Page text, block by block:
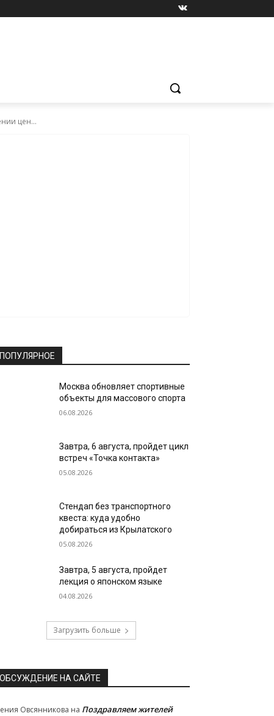
цен...
ПОПУЛЯРНОЕ
Москва обновляет спортивные
объекты для массового спорта
06.08.2026
Завтра, 6 августа, пройдет цикл
встреч «Точка контакта»
05.08.2026
Стендап без транспортного
квеста: куда удобно
добираться из Крылатского
05.08.2026
Завтра, 5 августа, пройдет
лекция о японском языке
04.08.2026
Загрузить больше
ОБСУЖДЕНИЕ НА САЙТЕ
Овсянникова на Поздравляем жителей